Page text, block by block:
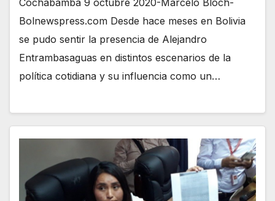
Bolnewspress.com Desde hace meses en Bolivia
se pudo sentir la presencia de Alejandro
Entrambasaguas en distintos escenarios de la
política cotidiana y su influencia como un…